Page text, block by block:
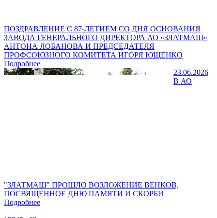
ПОЗДРАВЛЕНИЕ С 87-ЛЕТИЕМ СО ДНЯ ОСНОВАНИЯ
ЗАВОДА ГЕНЕРАЛЬНОГО ДИРЕКТОРА АО «ЗЛАТМАШ»
АНТОНА ЛОБАНОВА И ПРЕДСЕДАТЕЛЯ
ПРОФСОЮЗНОГО КОМИТЕТА ИГОРЯ ЮЩЕНКО
Подробнее
23.06.2026
В АО
"ЗЛАТМАШ" ПРОШЛО ВОЗЛОЖЕНИЕ ВЕНКОВ,
ПОСВЯЩЕННОЕ ДНЮ ПАМЯТИ И СКОРБИ
Подробнее